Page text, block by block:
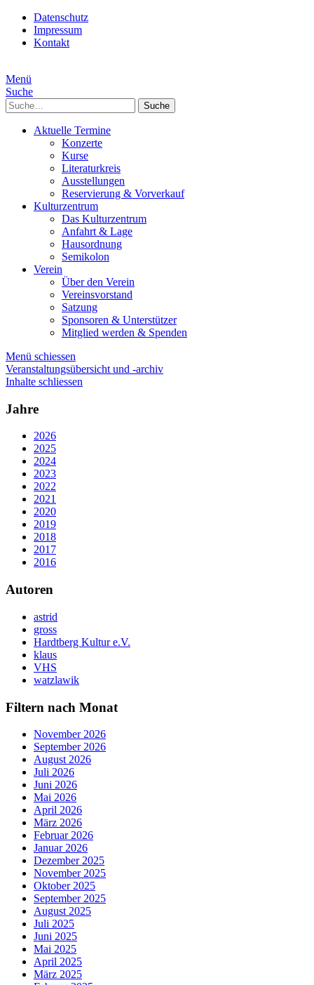
Datenschutz
Impressum
Kontakt
Menü
Suche
Suche
Aktuelle Termine
Konzerte
Kurse
Literaturkreis
Ausstellungen
Reservierung & Vorverkauf
Kulturzentrum
Das Kulturzentrum
Anfahrt & Lage
Hausordnung
Semikolon
Verein
Über den Verein
Vereinsvorstand
Satzung
Sponsoren & Unterstützer
Mitglied werden & Spenden
Menü schiessen
Veranstaltungsübersicht und -archiv
Inhalte schliessen
Jahre
2026
2025
2024
2023
2022
2021
2020
2019
2018
2017
2016
Autoren
astrid
gross
Hardtberg Kultur e.V.
klaus
VHS
watzlawik
Filtern nach Monat
November 2026
September 2026
August 2026
Juli 2026
Juni 2026
Mai 2026
April 2026
März 2026
Februar 2026
Januar 2026
Dezember 2025
November 2025
Oktober 2025
September 2025
August 2025
Juli 2025
Juni 2025
Mai 2025
April 2025
März 2025